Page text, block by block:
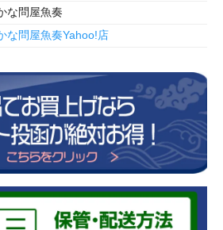
な問屋魚奏
な問屋魚奏Yahoo!店